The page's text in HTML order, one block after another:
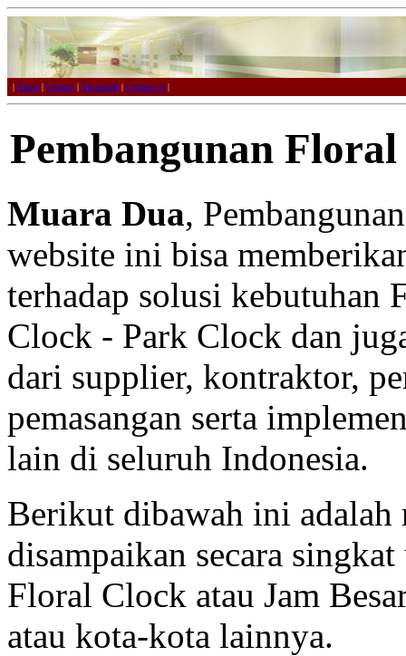
| Home | Product | Download | Contact us |
Pembangunan
Muara Dua,
website ini bisa
terhadap solusi kebutuhan
Clock - Park Clock dan
dari supplier, kontraktor,
pemasangan serta
lain di seluruh Indonesia.
Berikut dibawah ini adalah
disampaikan secara
Floral Clock atau Jam
atau kota-kota lainnya.